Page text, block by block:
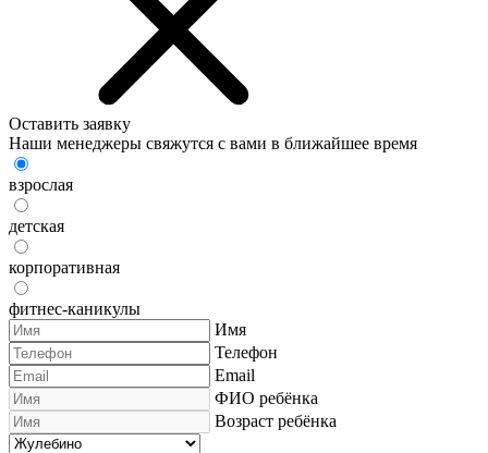
Оставить заявку
Наши менеджеры свяжутся с вами в ближайшее время
взрослая
детская
корпоративная
фитнес-каникулы
Имя
Телефон
Email
ФИО ребёнка
Возраст ребёнка